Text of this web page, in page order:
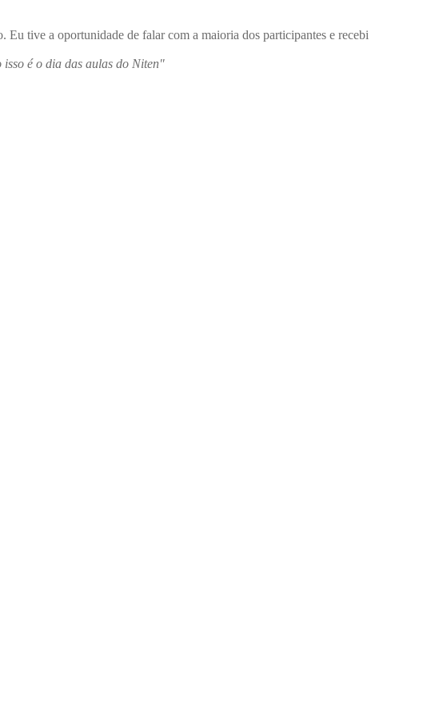
tive a oportunidade de falar com a maioria dos participantes e recebi
é o dia das aulas do Niten"